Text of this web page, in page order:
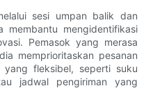
sesi umpan balik dan
membantu mengidentifikasi
Pemasok yang merasa
memprioritaskan pesanan
yang fleksibel, seperti suku
jadwal pengiriman yang